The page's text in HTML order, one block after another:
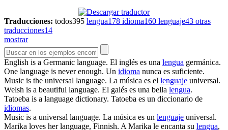
Traducciones: todos395 lengua178 idioma160 lenguaje43 otras
traducciones14
mostrar
English is a Germanic language. El inglés es una lengua germánica.
One language is never enough. Un idioma nunca es suficiente.
Music is the universal language. La música es el lenguaje universal.
Welsh is a beautiful language. El galés es una bella lengua.
Tatoeba is a language dictionary. Tatoeba es un diccionario de
idiomas.
Music is a universal language. La música es un lenguaje universal.
Marika loves herlanguage, Finnish. A Marika le encanta su lengua,